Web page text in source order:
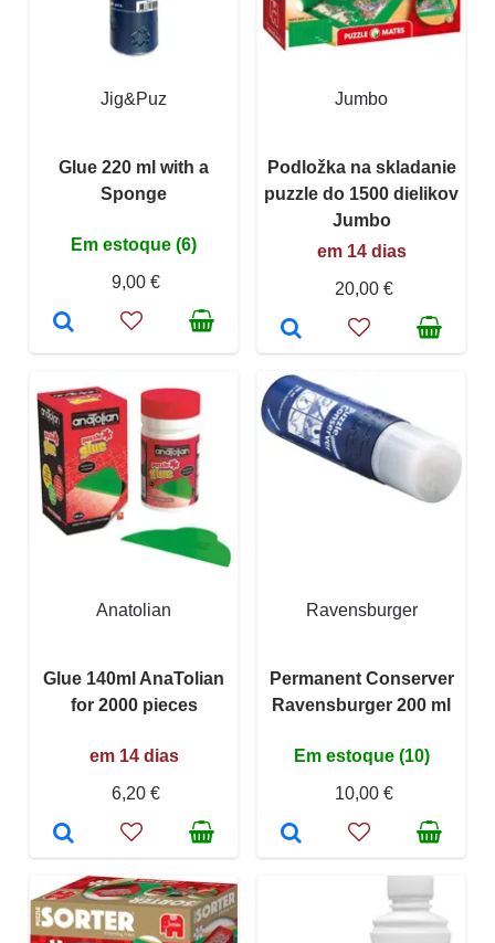
Jig&Puz
Glue 220 ml with a
Sponge
Em estoque (6)
9,00 €
Jumbo
Podložka na skladanie
puzzle do 1500 dielikov
Jumbo
em 14 dias
20,00 €
Anatolian
Glue 140ml AnaTolian
for 2000 pieces
em 14 dias
6,20 €
Ravensburger
Permanent Conserver
Ravensburger 200 ml
Em estoque (10)
10,00 €